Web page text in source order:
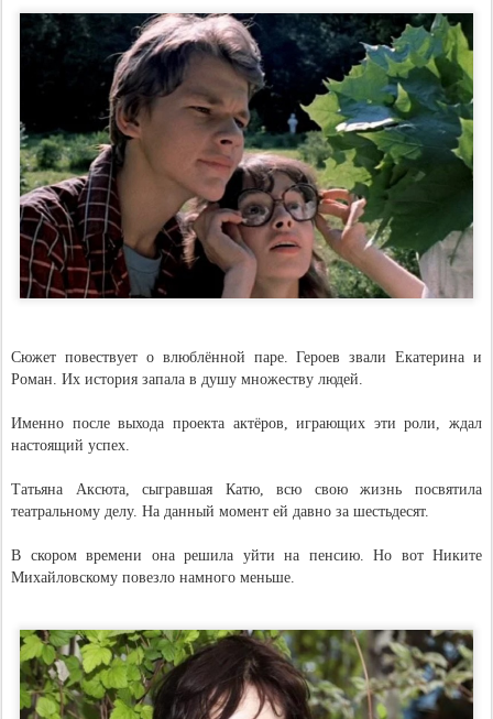
Сюжет повествует о влюблённой паре. Героев звали Екатерина и
Роман. Их история запала в душу множеству людей.
Именно после выхода проекта актёров, играющих эти роли, ждал
настоящий успех.
Татьяна Аксюта, сыгравшая Катю, всю свою жизнь посвятила
театральному делу. На данный момент ей давно за шестьдесят.
В скором времени она решила уйти на пенсию. Но вот Никите
Михайловскому повезло намного меньше.